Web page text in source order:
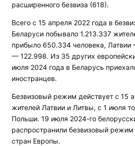
расширенного безвиза (618).
Всего с 15 апреля 2022 года в
Беларуси побывало 1.213.337
прибыло 650.334 человека,
— 122.998. Из 35 других
июля 2024 года в Беларусь
иностранцев.
Безвизовый режим действует с 15
жителей Латвии и Литвы, с 1 июля
Польши. 19 июля 2024-го
распространили безвизовый
стран Европы.